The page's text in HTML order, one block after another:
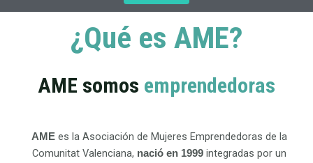
¿Qué es AME?
AME somos emprendedoras
AMEes la Asociación de Mujeres Emprendedoras de la
Comunitat Valenciana, nació en 1999integradas por un